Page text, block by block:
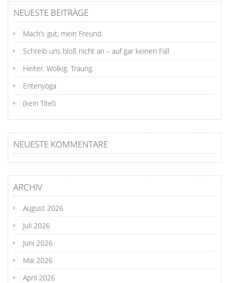
NEUESTE BEITRÄGE
Mach’s gut, mein Freund.
Schreib uns bloß nicht an – auf gar keinen Fall
Heiter. Wolkig. Traurig.
Entenyoga
(kein Titel)
NEUESTE KOMMENTARE
ARCHIV
August 2026
Juli 2026
Juni 2026
Mai 2026
April 2026